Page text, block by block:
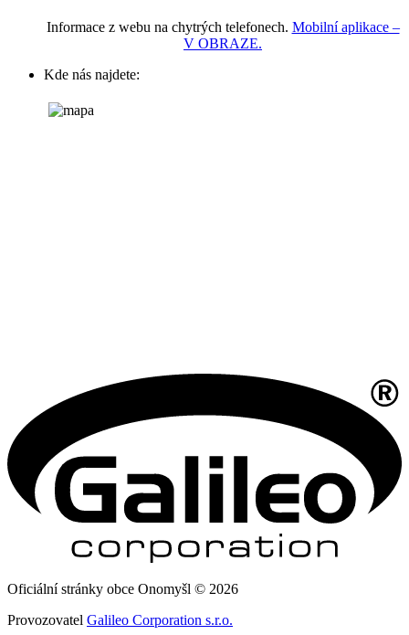
Informace z webu na chytrých telefonech. Mobilní aplikace –
V OBRAZE.
Kde nás najdete:
Oficiální stránky obce Onomyšl © 2026
Provozovatel Galileo Corporation s.r.o.